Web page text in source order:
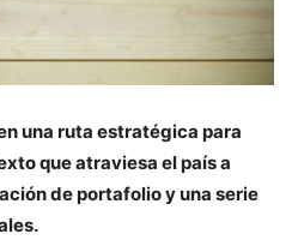
una ruta estratégica para
que atraviesa el país a
de portafolio y una serie